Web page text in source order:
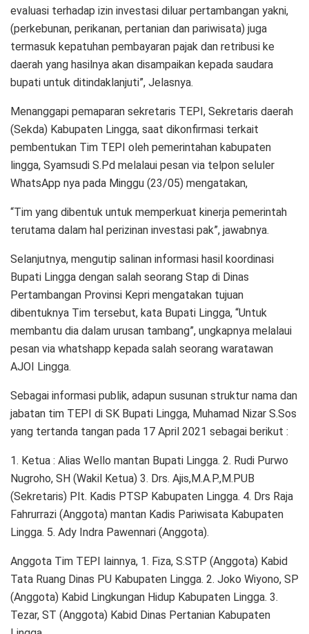
evaluasi terhadap izin investasi diluar pertambangan yakni,
(perkebunan, perikanan, pertanian dan pariwisata) juga
termasuk kepatuhan pembayaran pajak dan retribusi ke
daerah yang hasilnya akan disampaikan kepada saudara
bupati untuk ditindaklanjuti”, Jelasnya.
Menanggapi pemaparan sekretaris TEPI, Sekretaris daerah
(Sekda) Kabupaten Lingga, saat dikonfirmasi terkait
pembentukan Tim TEPI oleh pemerintahan kabupaten
lingga, Syamsudi S.Pd melalaui pesan via telpon seluler
WhatsApp nya pada Minggu (23/05) mengatakan,
“Tim yang dibentuk untuk memperkuat kinerja pemerintah
terutama dalam hal perizinan investasi pak”, jawabnya.
Selanjutnya, mengutip salinan informasi hasil koordinasi
Bupati Lingga dengan salah seorang Stap di Dinas
Pertambangan Provinsi Kepri mengatakan tujuan
dibentuknya Tim tersebut, kata Bupati Lingga, “Untuk
membantu dia dalam urusan tambang”, ungkapnya melalaui
pesan via whatshapp kepada salah seorang waratawan
AJOI Lingga.
Sebagai informasi publik, adapun susunan struktur nama dan
jabatan tim TEPI di SK Bupati Lingga, Muhamad Nizar S.Sos
yang tertanda tangan pada 17 April 2021 sebagai berikut :
1. Ketua : Alias Wello mantan Bupati Lingga. 2. Rudi Purwo
Nugroho, SH (Wakil Ketua) 3. Drs. Ajis,M.A.P.,M.PUB
(Sekretaris) Plt. Kadis PTSP Kabupaten Lingga. 4. Drs Raja
Fahrurrazi (Anggota) mantan Kadis Pariwisata Kabupaten
Lingga. 5. Ady Indra Pawennari (Anggota).
Anggota Tim TEPI lainnya, 1. Fiza, S.STP (Anggota) Kabid
Tata Ruang Dinas PU Kabupaten Lingga. 2. Joko Wiyono, SP
(Anggota) Kabid Lingkungan Hidup Kabupaten Lingga. 3.
Tezar, ST (Anggota) Kabid Dinas Pertanian Kabupaten